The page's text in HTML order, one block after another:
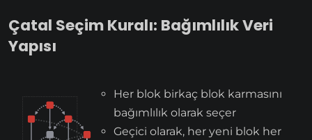
Çatal Seçim Kuralı: Bağımlılık Veri
Yapısı
Her blok birkaç blok karmasını
bağımlılık olarak seçer
Geçici olarak, her yeni blok her